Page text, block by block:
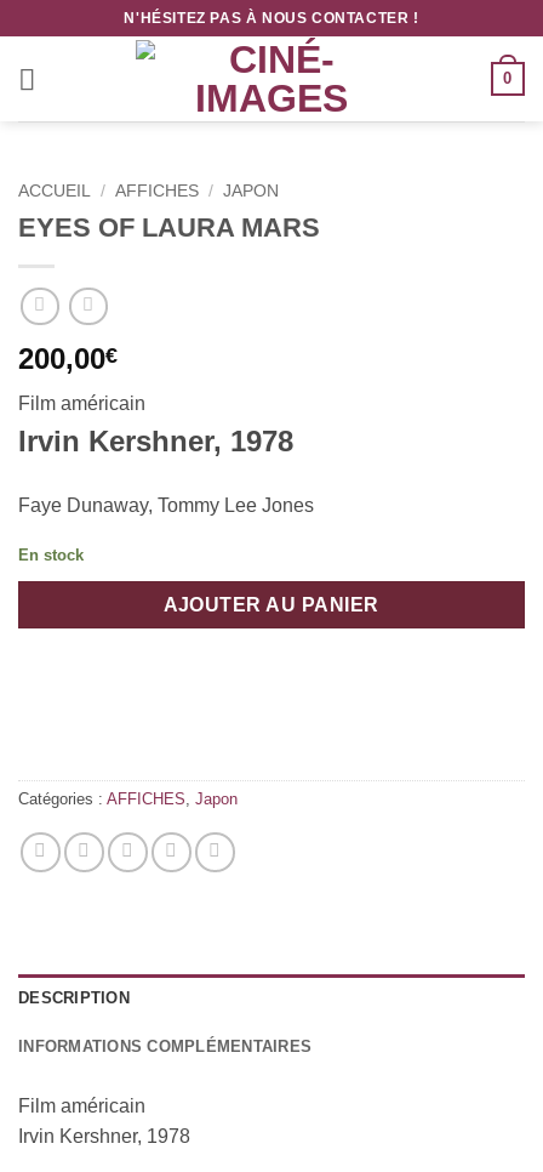
contenu
N'HÉSITEZ PAS À NOUS CONTACTER !
0
ACCUEIL / AFFICHES / JAPON
EYES OF LAURA MARS
200,00€
Film américain
Irvin Kershner, 1978
Faye Dunaway, Tommy Lee Jones
En stock
AJOUTER AU PANIER
Catégories : AFFICHES Japon
DESCRIPTION
INFORMATIONS COMPLÉMENTAIRES
Film américain
Irvin Kershner, 1978